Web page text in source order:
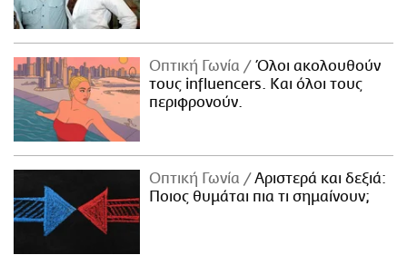
Οπτική Γωνία
Όλοι ακολουθούν
τους influencers. Και όλοι τους
περιφρονούν.
Οπτική Γωνία
Αριστερά και δεξιά:
Ποιος θυμάται πια τι σημαίνουν;